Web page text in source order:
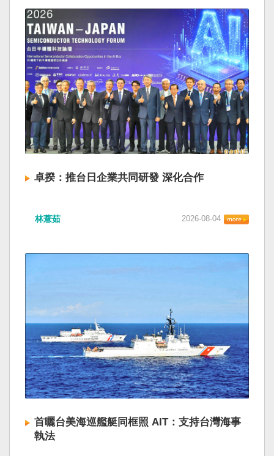
卓揆：推台日企業共同研發 深化合作
林薏茹 2026-08-04
首曬台美海巡艦艇同框照 AIT：支持台灣海事
執法